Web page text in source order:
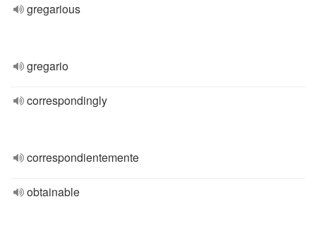
gregarious
gregario
correspondingly
correspondientemente
obtainable